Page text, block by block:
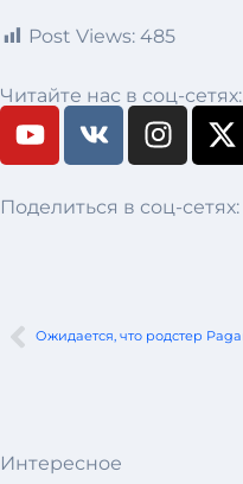
Post Views: 485
Читайте нас в соц-сетях:
Поделиться в соц-сетях:
Интересное